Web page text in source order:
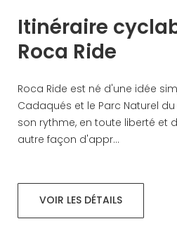
Itinéraire
Roca Ride
Roca Ride est né d'une idée
Cadaqués et le Parc Naturel
son rythme, en toute liberté et
autre façon d'appr...
VOIR LES DÉTAILS